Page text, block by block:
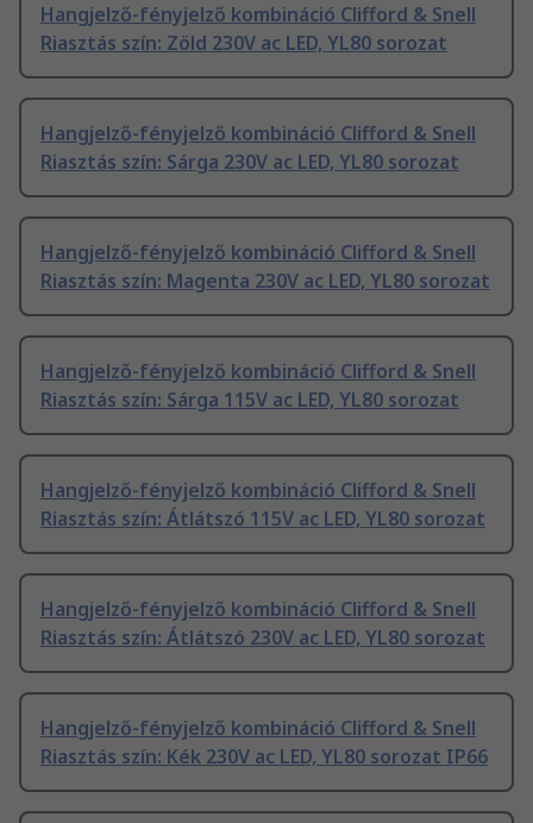
Hangjelző-fényjelző kombináció Clifford & Snell
Riasztás szín: Zöld 230V ac LED, YL80 sorozat
Hangjelző-fényjelző kombináció Clifford & Snell
Riasztás szín: Sárga 230V ac LED, YL80 sorozat
Hangjelző-fényjelző kombináció Clifford & Snell
Riasztás szín: Magenta 230V ac LED, YL80 sorozat
Hangjelző-fényjelző kombináció Clifford & Snell
Riasztás szín: Sárga 115V ac LED, YL80 sorozat
Hangjelző-fényjelző kombináció Clifford & Snell
Riasztás szín: Átlátszó 115V ac LED, YL80 sorozat
Hangjelző-fényjelző kombináció Clifford & Snell
Riasztás szín: Átlátszó 230V ac LED, YL80 sorozat
Hangjelző-fényjelző kombináció Clifford & Snell
Riasztás szín: Kék 230V ac LED, YL80 sorozat IP66